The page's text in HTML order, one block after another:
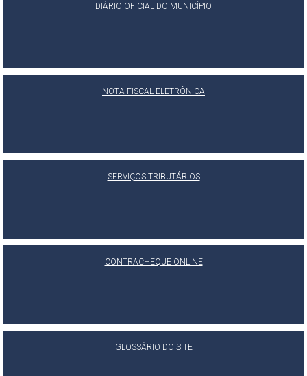
DIÁRIO OFICIAL DO MUNICÍPIO
NOTA FISCAL ELETRÔNICA
SERVIÇOS TRIBUTÁRIOS
CONTRACHEQUE ONLINE
GLOSSÁRIO DO SITE